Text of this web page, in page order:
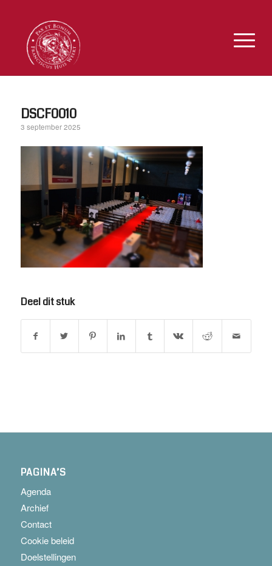
DSCF0010
3 september 2025
Deel dit stuk
PAGINA’S
Agenda
Archief
Contact
Cookie beleid
Doelstellingen